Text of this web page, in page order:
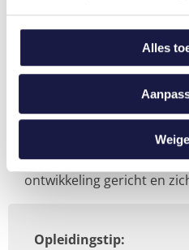
Alles
Actieplan doorheen 2026
: definieer kernskills
en motivatie objectief
gestructureerde
Q3: integreer dit in
(re-skilling): transparante
Q4: koppel learning aan
ontwikkeling gericht en
Opleidingstip: